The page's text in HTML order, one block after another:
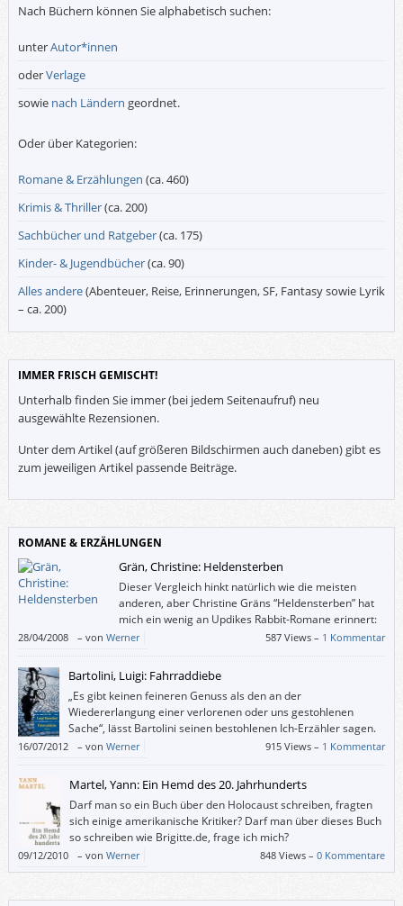
Nach Büchern können Sie alphabetisch suchen:
unterAutor*innen
oderVerlage
sowie nach Ländern geordnet.
Oder über Kategorien:
Romane & Erzählungen (ca. 460)
Krimis & Thriller(ca. 200)
Sachbücher und Ratgeber(ca. 175)
Kinder- & Jugendbücher(ca. 90)
Alles andere(Abenteuer, Reise, Erinnerungen, SF, Fantasy sowie Lyrik
– ca. 200)
IMMER FRISCH GEMISCHT!
Unterhalb finden Sie immer (bei jedem Seitenaufruf) neu
ausgewählte Rezensionen.
Unter dem Artikel (auf größeren Bildschirmen auch daneben) gibt es
zum jeweiligen Artikel passende Beiträge.
ROMANE & ERZÄHLUNGEN
Grän, Christine: Heldensterben
Dieser Vergleich hinkt natürlich wie die meisten
anderen, aber Christine Gräns “Heldensterben” hat
mich ein wenig an Updikes Rabbit-Romane erinnert:
Diese fixierten Charaktere, deren Wandlungen
eigentlich nur an der Oberfläche passieren, diese undramatischen
Zustandsbeschreibungen, bei denen das Forttreiben der Handlung relativ
unwesentlich wird …
28/04/2008 – von Werner 587 Views – 1 Kommentar
Bartolini, Luigi: Fahrraddiebe
„Es gibt keinen feineren Genuss als den an der
Wiedererlangung einer verlorenen oder uns gestohlenen
Sache“, lässt Bartolini seinen bestohlenen Ich-Erzähler sagen.
Und beschreibt uns das Rom der 1940er-Jahre.
16/07/2012 – von Werner 915 Views – 1 Kommentar
Martel, Yann: Ein Hemd des 20. Jahrhunderts
Darf man so ein Buch über den Holocaust schreiben, fragten
sich einige amerikanische Kritiker? Darf man über dieses Buch
so schreiben wie Brigitte.de, frage ich mich?
09/12/2010 – von Werner 848 Views –0 Kommentare